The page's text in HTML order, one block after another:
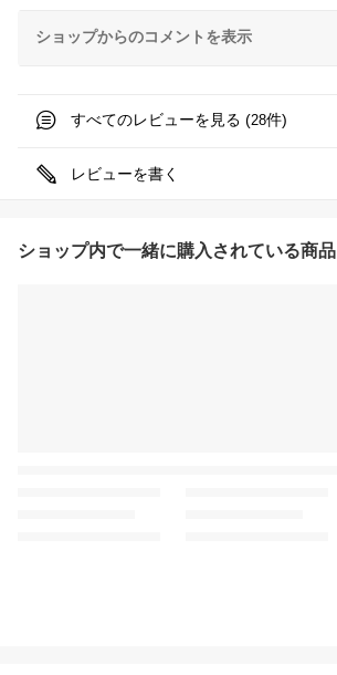
ショップからのコメントを表示
すべてのレビューを見る (28件)
レビューを書く
ショップ内で一緒に購入されている商品